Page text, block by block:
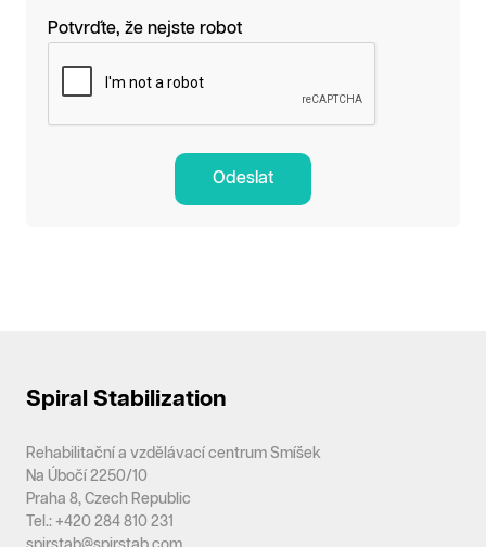
Potvrďte, že nejste robot
Odeslat
Spiral Stabilization
Rehabilitační a vzdělávací centrum Smíšek
Na Úbočí 2250/10
Praha 8, Czech Republic
Tel.: +420 284 810 231